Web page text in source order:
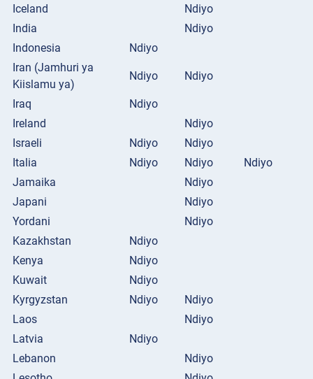
Iceland
Ndiyo
India
Ndiyo
Indonesia
Ndiyo
Iran (Jamhuri ya
Kiislamu ya)
Ndiyo Ndiyo
Iraq
Ndiyo
Ireland
Ndiyo
Israeli
Ndiyo
Ndiyo
Italia
Ndiyo Ndiyo
Ndiyo
Jamaika
Ndiyo
Japani
Ndiyo
Yordani
Ndiyo
Kazakhstan
Ndiyo
Kenya
Ndiyo
Kuwait
Ndiyo
Kyrgyzstan
Ndiyo
Ndiyo
Laos
Ndiyo
Latvia
Ndiyo
Lebanon
Ndiyo